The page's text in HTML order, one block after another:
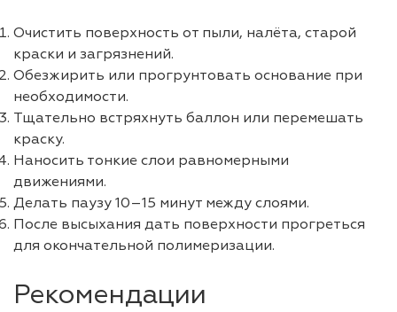
Очистить поверхность от пыли, налёта, старой
краски и загрязнений.
Обезжирить или прогрунтовать основание при
необходимости.
Тщательно встряхнуть баллон или перемешать
краску.
Наносить тонкие слои равномерными
движениями.
Делать паузу 10–15 минут между слоями.
После высыхания дать поверхности прогреться
для окончательной полимеризации.
Рекомендации